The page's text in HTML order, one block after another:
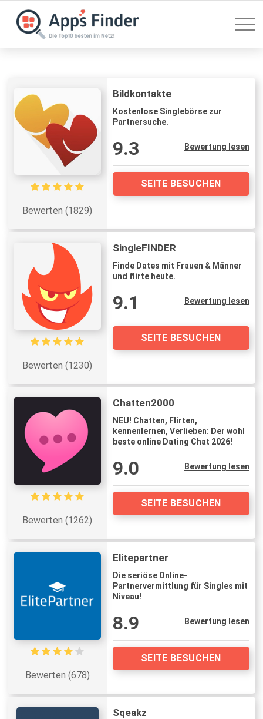
Bewerten (1829)
Bildkontakte
Kostenlose Singlebörse zur
Partnersuche.
9.3 Bewertung lesen
SEITE BESUCHEN
Bewerten (1230)
SingleFINDER
Finde Dates mit Frauen & Männer
und flirte heute.
9.1 Bewertung lesen
SEITE BESUCHEN
Bewerten (1262)
Chatten2000
NEU! Chatten, Flirten,
kennenlernen, Verlieben: Der wohl
beste online Dating Chat 2026!
9.0 Bewertung lesen
SEITE BESUCHEN
Bewerten (678)
Elitepartner
Die seriöse Online-
Partnervermittlung für Singles mit
Niveau!
8.9 Bewertung lesen
SEITE BESUCHEN
Sqeakz